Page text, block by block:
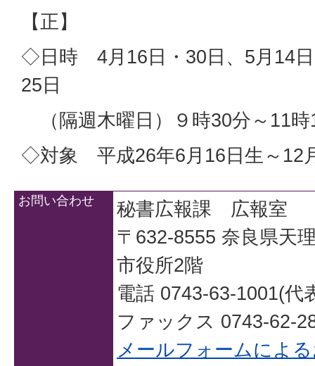
【正】
◇日時 4月16日・30日、5月14日
25日
（隔週木曜日）９時30分～11時
◇対象 平成26年6月16日生～12
お問い合わせ
秘書広報課 広報室
〒632-8555 奈良県天
市役所2階
電話 0743-63-1001(代
ファックス 0743-62-
メールフォームによ